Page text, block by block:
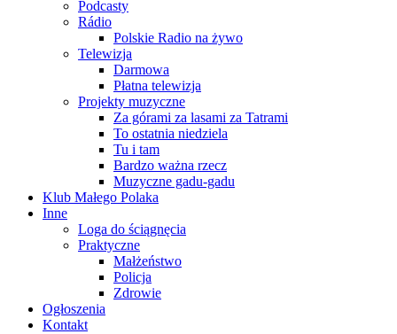
Podcasty
Rádio
Polskie Radio na żywo
Telewizja
Darmowa
Płatna telewizja
Projekty muzyczne
Za górami za lasami za Tatrami
To ostatnia niedziela
Tu i tam
Bardzo ważna rzecz
Muzyczne gadu-gadu
Klub Małego Polaka
Inne
Loga do ściągnęcia
Praktyczne
Małżeństwo
Policja
Zdrowie
Ogłoszenia
Kontakt